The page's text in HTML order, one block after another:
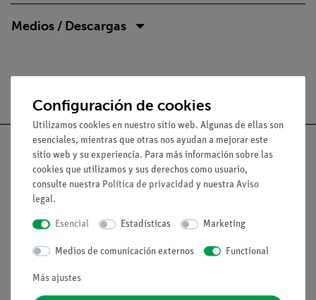
Medios / Descargas
Nach oben
Contacto
Condiciones comerciales generales
Configuración de cookies
Utilizamos cookies en nuestro sitio web. Algunas de ellas son
esenciales, mientras que otras nos ayudan a mejorar este
sitio web y su experiencia. Para más información sobre las
cookies que utilizamos y sus derechos como usuario,
consulte nuestra Política de privacidad y nuestra Aviso
legal.
Esencial Estadísticas Marketing
Medios de comunicación externos Functional
Más ajustes